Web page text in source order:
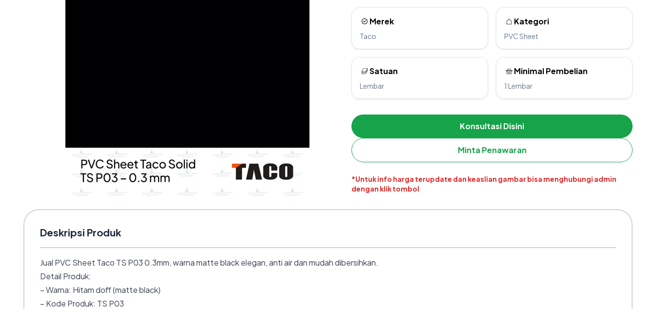
Merek
Taco
Kategori
PVC Sheet
Satuan
Lembar
Minimal Pembelian
1 Lembar
Konsultasi Disini
Minta Penawaran
*Untuk info harga terupdate dan keaslian gambar bisa menghubungi admin
dengan klik tombol
Deskripsi Produk
Jual PVC Sheet Taco TS P03 0.3mm, warna matte black elegan, anti air dan mudah dibersihkan.
Detail Produk:
– Warna: Hitam doff (matte black)
– Kode Produk: TS P03